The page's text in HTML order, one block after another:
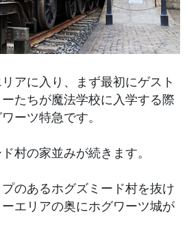
アに入り、まず最初にゲスト
たちが魔法学校に入学する際
ーツ特急です。
村の家並みが続きます。
のあるホグズミード村を抜け
エリアの奥にホグワーツ城が